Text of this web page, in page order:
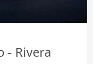
- Rivera